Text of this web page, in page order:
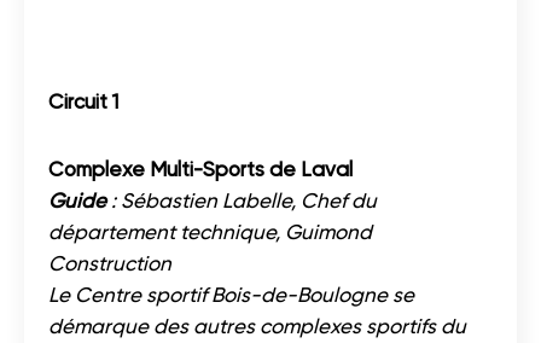
Circuit 1
Complexe Multi-Sports de Laval
Guide: Sébastien Labelle, Chef du
département technique, Guimond
Construction
Le Centre sportif Bois-de-Boulogne se
démarque des autres complexes sportifs du